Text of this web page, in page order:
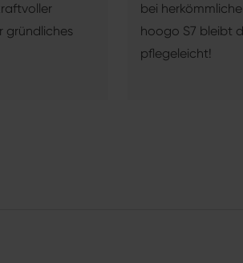
gründliches
bei
hoogo S7 bleibt
pflegeleicht!